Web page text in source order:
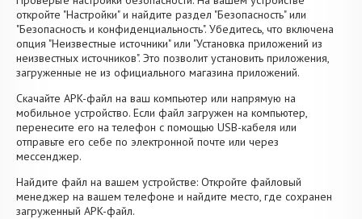
откройте "Настройки" и найдите раздел "Безопасность" или
"Безопасность и конфиденциальность". Убедитесь, что включена
опция "Неизвестные источники" или "Установка приложений из
неизвестных источников". Это позволит установить приложения,
загруженные не из официального магазина приложений.
Скачайте APK-файл на ваш компьютер или напрямую на
мобильное устройство. Если файл загружен на компьютер,
перенесите его на телефон с помощью USB-кабеля или
отправьте его себе по электронной почте или через
мессенджер.
Найдите файл на вашем устройстве: Откройте файловый
менеджер на вашем телефоне и найдите место, где сохранен
загруженный APK-файл.